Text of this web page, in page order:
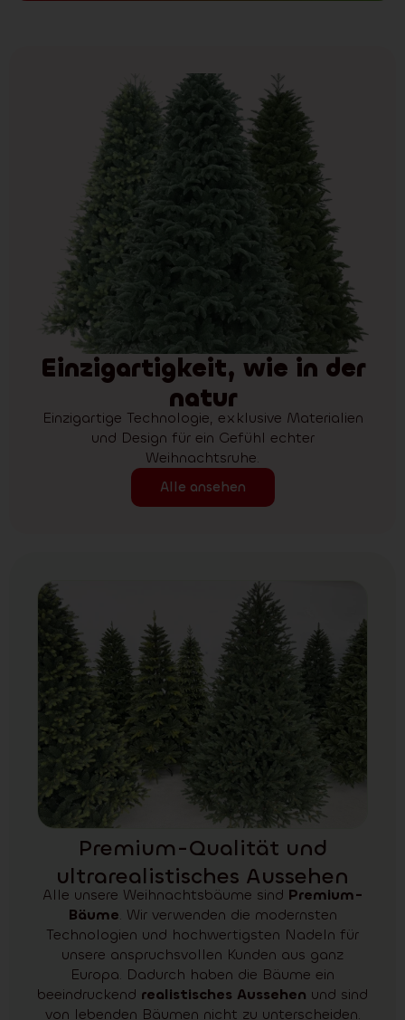
Einzigartigkeit, wie in der
natur
Einzigartige Technologie, exklusive Materialien
und Design für ein Gefühl echter
Weihnachtsruhe.
Alle ansehen
Premium-Qualität und
ultrarealistisches Aussehen
Alle unsere Weihnachtsbäume sind Premium-
Bäume. Wir verwenden die modernsten
Technologien und hochwertigsten Nadeln für
unsere anspruchsvollen Kunden aus ganz
Europa. Dadurch haben die Bäume ein
beeindruckend realistisches Aussehen und sind
von lebenden Bäumen nicht zu unterscheiden.